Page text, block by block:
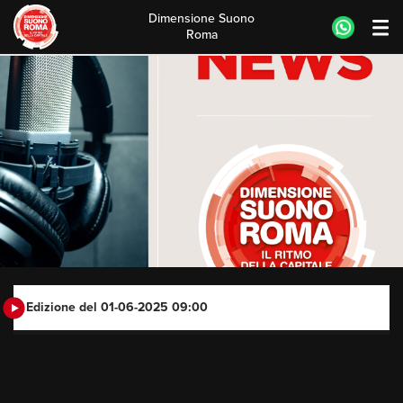
Skip
to
content
Dimensione Suono
Roma
Edizione del 01-06-2025 09:00